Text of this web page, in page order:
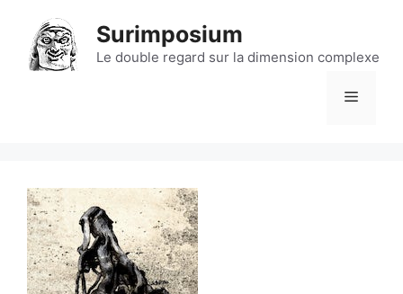
contenu
Surimposium
Le double regard sur la dimension complexe
Menu